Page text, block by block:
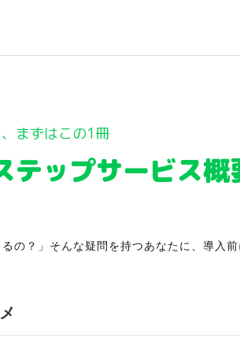
まずはこの1冊
テップサービス
るの？」そんな疑問を持つあなたに、導入